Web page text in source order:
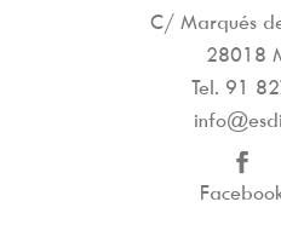
C/ Marqués
28018
Tel. 91